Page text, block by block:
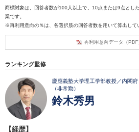
商標対象は、回答者数が100人以上で、10点または9点とし
業です。
※再利用意向の％は、各選択肢の回答者数を用いて算出して
再利用意向データ（PDF
ランキング監修
慶應義塾大学理工学部教授／内閣
（非常勤）
鈴木秀男
【経歴】